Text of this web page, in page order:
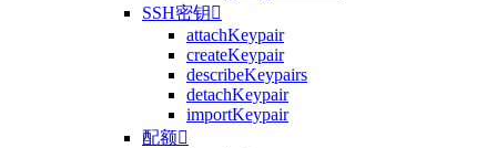
SSH密钥
attachKeypair
createKeypair
describeKeypairs
detachKeypair
importKeypair
配额